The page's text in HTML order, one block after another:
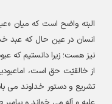
البته واضح است كه ميان
انسان در عين حال‏ كه عبد
نيز هست؛ زيرا دانستيم كه
از خالقيّت حق است، اماعبوديت
تشريع و دستور خداوند مى